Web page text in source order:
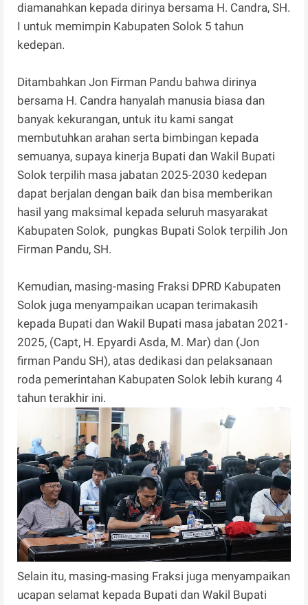
diamanahkan kepada dirinya bersama H. Candra, SH.
I untuk memimpin Kabupaten Solok 5 tahun
kedepan.
Ditambahkan Jon Firman Pandu bahwa dirinya
bersama H. Candra hanyalah manusia biasa dan
banyak kekurangan, untuk itu kami sangat
membutuhkan arahan serta bimbingan kepada
semuanya, supaya kinerja Bupati dan Wakil Bupati
Solok terpilih masa jabatan 2025-2030 kedepan
dapat berjalan dengan baik dan bisa memberikan
hasil yang maksimal kepada seluruh masyarakat
Kabupaten Solok, pungkas Bupati Solok terpilih Jon
Firman Pandu, SH.
Kemudian, masing-masing Fraksi DPRD Kabupaten
Solok juga menyampaikan ucapan terimakasih
kepada Bupati dan Wakil Bupati masa jabatan 2021-
2025, (Capt, H. Epyardi Asda, M. Mar) dan (Jon
firman Pandu SH), atas dedikasi dan pelaksanaan
roda pemerintahan Kabupaten Solok lebih kurang 4
tahun terakhir ini.
Selain itu, masing-masing Fraksi juga menyampaikan
ucapan selamat kepada Bupati dan Wakil Bupati